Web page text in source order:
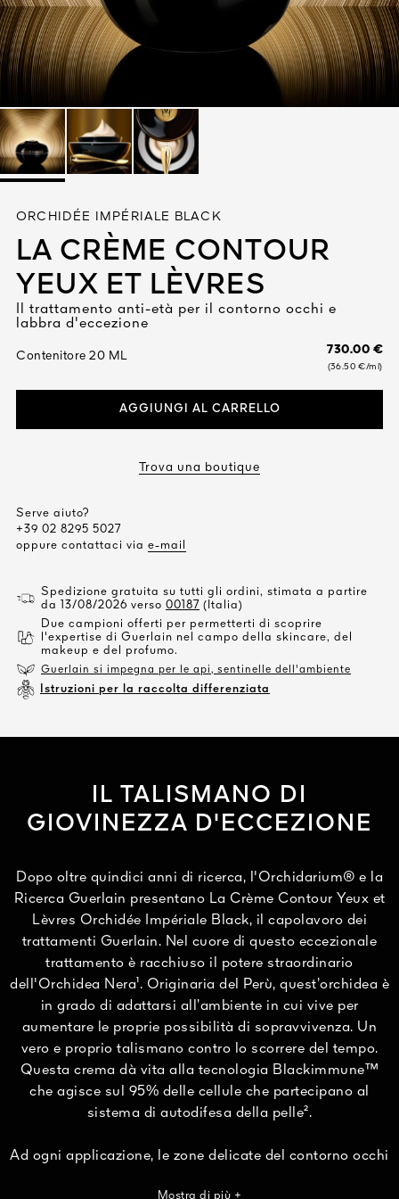
Vedi tutto
ORCHIDÉE IMPÉRIALE BLACK
LA CRÈME CONTOUR
YEUX ET LÈVRES
Il trattamento anti-età per il contorno occhi e
labbra d'eccezione
Contenitore 20 ML 730.00 €
(36.50 €/ml)
AGGIUNGI AL CARRELLO
Trova una boutique
Serve aiuto?
+39 02 8295 5027
oppure contattaci via e-mail
Spedizione gratuita su tutti gli ordini, stimata a partire
da 13/08/2026 verso 00187 (Italia)
Due campioni offerti per permetterti di scoprire
l'expertise di Guerlain nel campo della skincare, del
makeup e del profumo.
Guerlain si impegna per le api, sentinelle dell'ambiente
Istruzioni per la raccolta differenziata
IL TALISMANO DI
GIOVINEZZA D'ECCEZIONE
Dopo oltre quindici anni di ricerca, l'Orchidarium® e la
Ricerca Guerlain presentano La Crème Contour Yeux et
Lèvres Orchidée Impériale Black, il capolavoro dei
trattamenti Guerlain. Nel cuore di questo eccezionale
trattamento è racchiuso il potere straordinario
dell'Orchidea Nera¹. Originaria del Perù, quest’orchidea è
in grado di adattarsi all’ambiente in cui vive per
aumentare le proprie possibilità di sopravvivenza. Un
vero e proprio talismano contro lo scorrere del tempo.
Questa crema dà vita alla tecnologia Blackimmune™
che agisce sul 95% delle cellule che partecipano al
sistema di autodifesa della pelle².
Ad ogni applicazione, le zone delicate del contorno occhi
Mostra di più +